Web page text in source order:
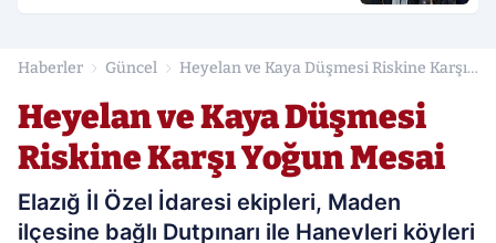
Haberler Güncel
Heyelan ve Kaya Düşmesi Riskine Karşı
Heyelan ve Kaya Düşmesi
Riskine Karşı Yoğun Mesai
Elazığ İl Özel İdaresi ekipleri, Maden
ilçesine bağlı Dutpınarı ile Hanevleri köyleri